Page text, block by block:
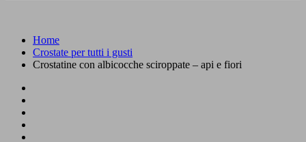
Home
Crostate per tutti i gusti
Crostatine con albicocche sciroppate – api e fiori